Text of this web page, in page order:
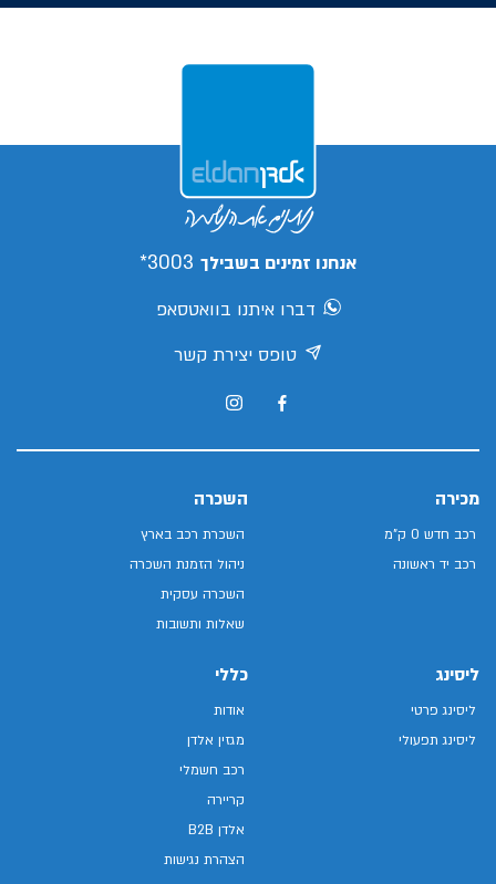
אנחנו זמינים בשבילך 3003*
דברו איתנו בוואטסאפ
טופס יצירת קשר
מכירה
רכב חדש 0 ק"מ
רכב יד ראשונה
השכרה
השכרת רכב בארץ
ניהול הזמנת השכרה
השכרה עסקית
שאלות ותשובות
ליסינג
ליסינג פרטי
ליסינג תפעולי
כללי
אודות
מגזין אלדן
רכב חשמלי
קריירה
אלדן B2B
הצהרת נגישות